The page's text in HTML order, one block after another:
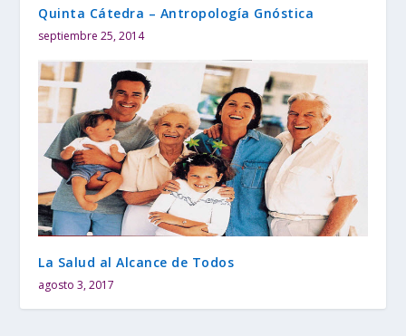
Quinta Cátedra – Antropología Gnóstica
septiembre 25, 2014
La Salud al Alcance de Todos
agosto 3, 2017